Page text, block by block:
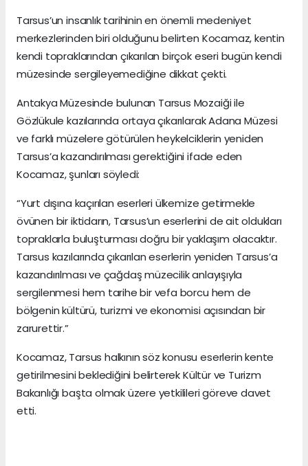
Tarsus’un insanlık tarihinin en önemli medeniyet
merkezlerinden biri olduğunu belirten Kocamaz, kentin
kendi topraklarından çıkarılan birçok eseri bugün kendi
müzesinde sergileyemediğine dikkat çekti.
Antakya Müzesinde bulunan Tarsus Mozaiği ile
Gözlükule kazılarında ortaya çıkarılarak Adana Müzesi
ve farklı müzelere götürülen heykelciklerin yeniden
Tarsus’a kazandırılması gerektiğini ifade eden
Kocamaz, şunları söyledi:
“Yurt dışına kaçırılan eserleri ülkemize getirmekle
övünen bir iktidarın, Tarsus’un eserlerini de ait oldukları
topraklarla buluşturması doğru bir yaklaşım olacaktır.
Tarsus kazılarında çıkarılan eserlerin yeniden Tarsus’a
kazandırılması ve çağdaş müzecilik anlayışıyla
sergilenmesi hem tarihe bir vefa borcu hem de
bölgenin kültürü, turizmi ve ekonomisi açısından bir
zarurettir.”
Kocamaz, Tarsus halkının söz konusu eserlerin kente
getirilmesini beklediğini belirterek Kültür ve Turizm
Bakanlığı başta olmak üzere yetkilileri göreve davet
etti.